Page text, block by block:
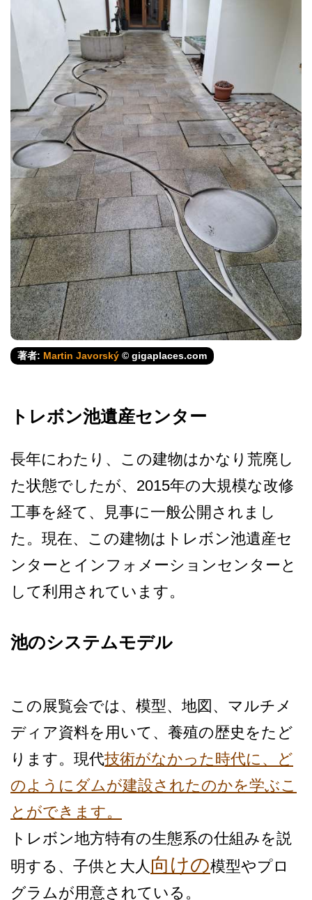
著者: Martin Javorský © gigaplaces.com
トレボン池遺産センター
長年にわたり、この建物はか­なり荒廃し
た状態でしたが、2015年の大規模な改­修
工事を経て、見事に一般公開されまし
た。現在、こ­の建物はトレボン池遺産セ
ンターとインフォメーショ­ンセンターと
して利用されています。
池のシステムモデル
この展覧会では、模型、地図­、マルチメ
ディア資料を用いて、養殖の歴史をたど
り­ます。現代技術がなかった時代に、ど
のようにダムが­建設されたのかを学ぶこ
とができます。
トレボン地方特有の生態系の­仕組みを説
明する、子供と大人 向けの模型やプロ
グラ­ムが用意されている。